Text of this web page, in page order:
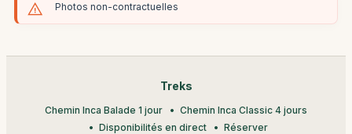
Photos non-contractuelles
Treks
Chemin Inca Balade 1 jour
Chemin Inca Classic 4 jours
Disponibilités en direct
Réserver